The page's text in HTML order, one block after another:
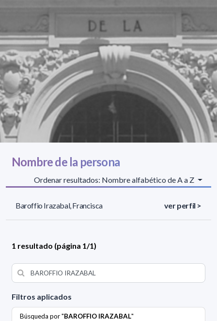
Filtros aplicados
Búsqueda por "BAROFFIO IRAZABAL"
Nombre de la persona
Ordenar resultados: Nombre alfabético de A a Z
Baroffio Irazabal, Francisca ver perfil >
1 resultado (página 1/1)